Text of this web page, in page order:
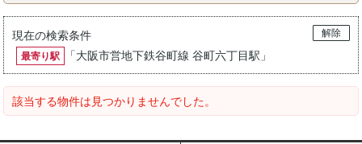
現在の検索条件
解除
最寄り駅
「大阪市営地下鉄谷町線 谷町六丁目駅 」
該当する物件は見つかりませんでした。